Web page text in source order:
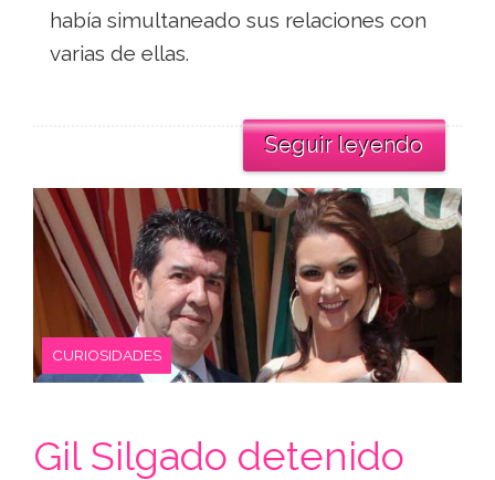
había simultaneado sus relaciones con
varias de ellas.
Seguir leyendo
CURIOSIDADES
Gil Silgado detenido